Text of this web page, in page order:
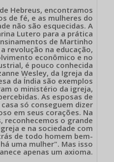
Hebreus, encontramos
de fé, e as mulheres do
não são esquecidas. A
Lutero para a prática
de Martinho
revolução na educação,
econômico e no
é pouco conhecida
Wesley, da Igreja da
da Índia são exemplos
o ministério da igreja,
As esposas de
só conseguem dizer
em seus corações. Na
reconhecemos o grande
e na sociedade com
de todo homem bem-
uma mulher". Mas isso
apenas um axioma.